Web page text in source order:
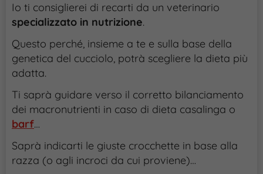
Io ti consiglierei di recarti da un veterinario
specializzato in nutrizione.
Questo perché, insieme a te e sulla base della
genetica del cucciolo, potrà scegliere la dieta più
adatta.
Ti saprà guidare verso il corretto bilanciamento
dei macronutrienti in caso di dieta casalinga o
barf…
Saprà indicarti le giuste crocchette in base alla
razza (o agli incroci da cui proviene)…